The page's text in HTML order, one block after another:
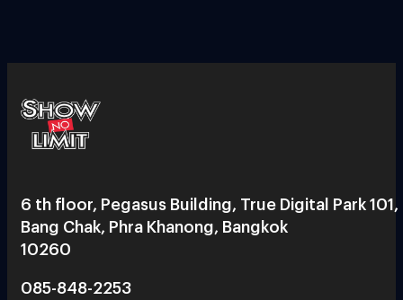
6 th floor, Pegasus Building, True Digital Park 101,
Bang Chak, Phra Khanong, Bangkok
10260
085-848-2253